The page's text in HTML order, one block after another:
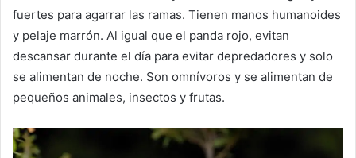
fuertes para agarrar las ramas. Tienen manos humanoides
y pelaje marrón. Al igual que el panda rojo, evitan
descansar durante el día para evitar depredadores y solo
se alimentan de noche. Son omnívoros y se alimentan de
pequeños animales, insectos y frutas.